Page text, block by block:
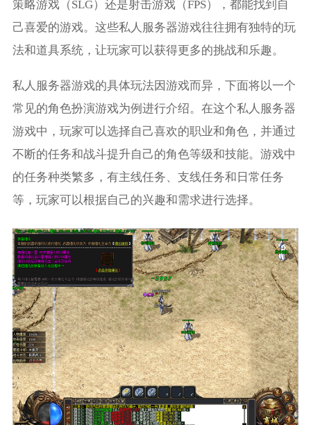
策略游戏（SLG）还是射击游戏（FPS），都能找到自
己喜爱的游戏。这些私人服务器游戏往往拥有独特的玩
法和道具系统，让玩家可以获得更多的挑战和乐趣。
私人服务器游戏的具体玩法因游戏而异，下面将以一个
常见的角色扮演游戏为例进行介绍。在这个私人服务器
游戏中，玩家可以选择自己喜欢的职业和角色，并通过
不断的任务和战斗提升自己的角色等级和技能。游戏中
的任务种类繁多，有主线任务、支线任务和日常任务
等，玩家可以根据自己的兴趣和需求进行选择。